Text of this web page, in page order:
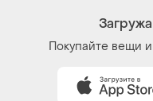
Покупайте вещи